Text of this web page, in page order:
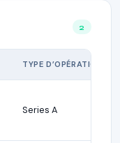
2
TYPE D’OPÉRATION
Series A